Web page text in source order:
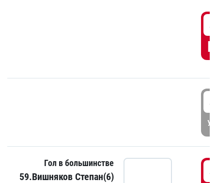
Гол в большинстве
59.Вишняков Степан(6)